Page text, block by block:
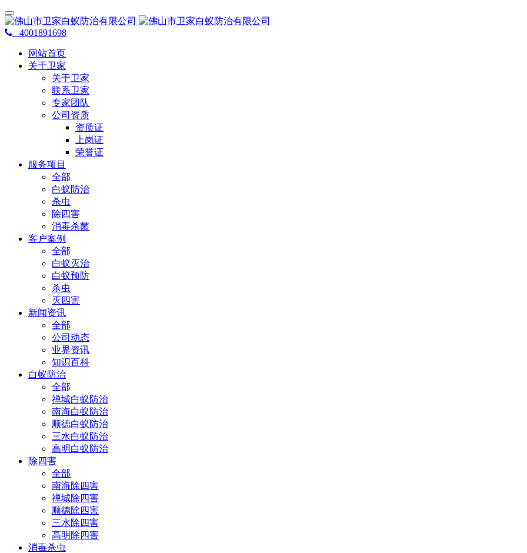
4001891698
网站首页
关于卫家
关于卫家
联系卫家
专家团队
公司资质
资质证
上岗证
荣誉证
服务项目
全部
白蚁防治
杀虫
除四害
消毒杀菌
客户案例
全部
白蚁灭治
白蚁预防
杀虫
灭四害
新闻资讯
全部
公司动态
业界资讯
知识百科
白蚁防治
全部
禅城白蚁防治
南海白蚁防治
顺德白蚁防治
三水白蚁防治
高明白蚁防治
除四害
全部
南海除四害
禅城除四害
顺德除四害
三水除四害
高明除四害
消毒杀虫